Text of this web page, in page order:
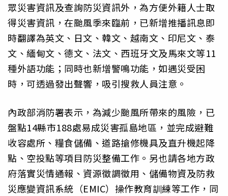
眾災害資訊及查詢防災資訊外，為方便外籍人士取
得災害資訊，在颱風季來臨前，已新增推播訊息即
時翻譯為英文、日文、韓文、越南文、印尼文、泰
文、緬甸文、德文、法文、西班牙文及馬來文等11
種外語功能；同時也新增警鳴功能，如遇災受困
時，可透過發出聲響，吸引搜救人員注意。
內政部消防署表示，為減少颱風所帶來的風險，已
盤點14縣市188處易成災害孤島地區，並完成避難
收容處所、糧食儲備、道路搶修機具及直升機起降
點、空投點等項目防災整備工作。另也請各地方政
府落實災情通報、資源徵調徵用、儲備物資及防救
災應變資訊系統（EMIC）操作教育訓練等工作，同